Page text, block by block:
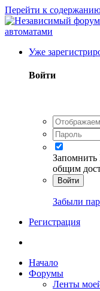
Перейти к
Уже
Войти
Запомнить
общим
Войти
Забыли
Регистрация
Начало
Форумы
Ленты